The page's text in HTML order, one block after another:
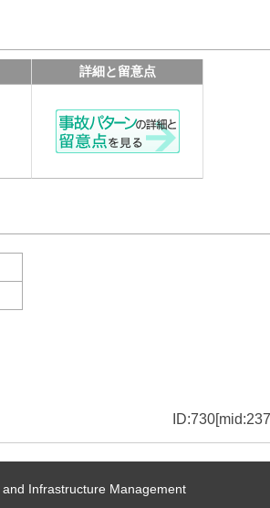
詳細と留意点
Infrastructure Management